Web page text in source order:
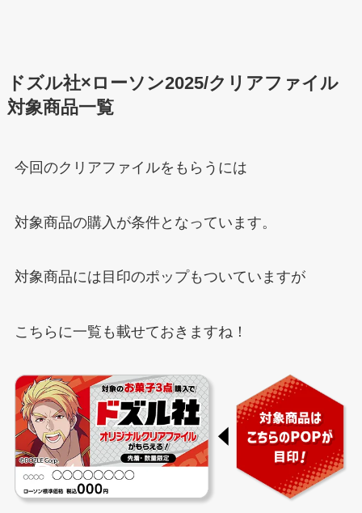
ドズル社×ローソン2025/クリアファイル
対象商品一覧
今回のクリアファイルをもらうには
対象商品の購入が条件となっています。
対象商品には目印のポップもついていますが
こちらに一覧も載せておきますね！